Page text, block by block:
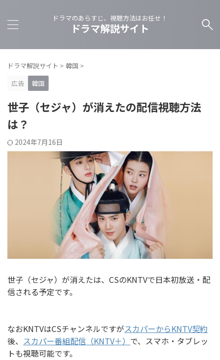
ドラマのあらすじ、視聴方法はお任せ！
ドラマ解説サイト
ドラマ解説サイト > 韓国 >
広告
韓国
世子（セジャ）が消えたの配信視聴方法
は？
2024年7月16日
世子（セジャ）が消えたは、CSのKNTVで日本初放送・配
信される予定です。
なおKNTVはCSチャンネルですがスカパーからKNTV契約
後、 スカパー番組配信（KNTV＋） で、スマホ・タブレッ
トも視聴可能です。